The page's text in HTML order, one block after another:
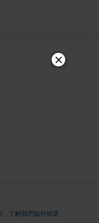
了解我們如何精選